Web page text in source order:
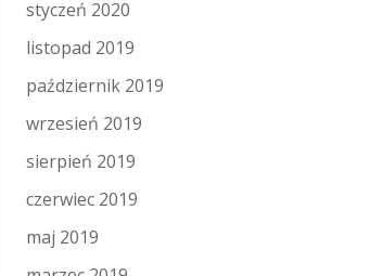
styczeń 2020
listopad 2019
październik 2019
wrzesień 2019
sierpień 2019
czerwiec 2019
maj 2019